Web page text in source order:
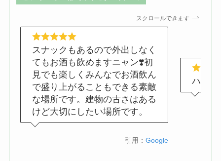
スクロールできます
スナックもあるので外出しなく
てもお酒も飲めますニャン❣️初
見でも楽しくみんなでお酒飲ん
で盛り上がることもできる素敵
な場所です。建物の古さはある
けど大切にしたい場所です。
引用：Google
ハッテ